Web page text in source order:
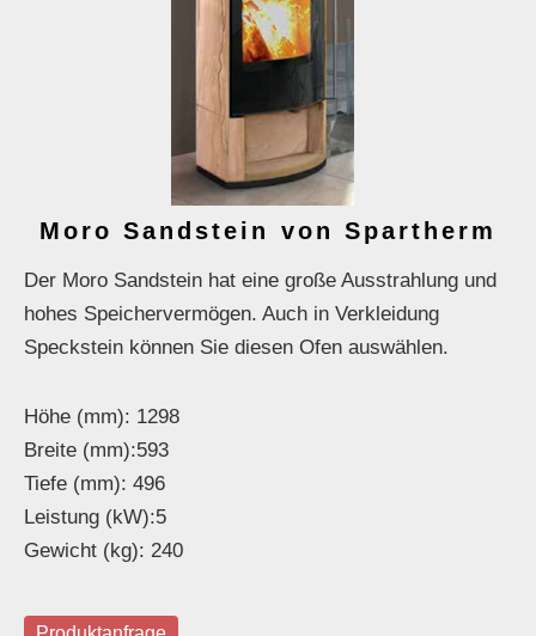
Moro Sandstein von Spartherm
Der Moro Sandstein hat eine große Ausstrahlung und
hohes Speichervermögen. Auch in Verkleidung
Speckstein können Sie diesen Ofen auswählen.
Höhe (mm): 1298
Breite (mm):593
Tiefe (mm): 496
Leistung (kW):5
Gewicht (kg): 240